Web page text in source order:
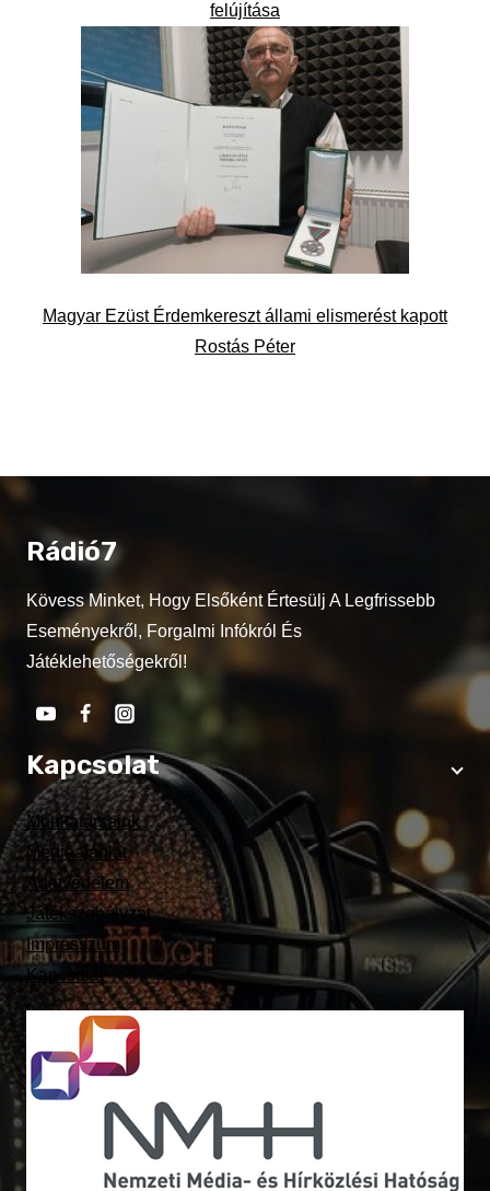
felújítása
Magyar Ezüst Érdemkereszt állami elismerést kapott
Rostás Péter
Rádió7
Kövess Minket, Hogy Elsőként Értesülj A Legfrissebb
Eseményekről, Forgalmi Infókról És
Játéklehetőségekről!
Kapcsolat
Munkatársaink
Médiaajánlat
Adatvédelem
Játékszabályzat
Impresszum
Kapcsolat